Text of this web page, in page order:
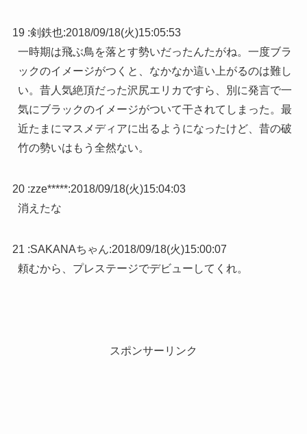
19 :剣鉄也:2018/09/18(火)15:05:53
一時期は飛ぶ鳥を落とす勢いだったんたがね。一度ブラ
ックのイメージがつくと、なかなか這い上がるのは難し
い。昔人気絶頂だった沢尻エリカですら、別に発言で一
気にブラックのイメージがついて干されてしまった。最
近たまにマスメディアに出るようになったけど、昔の破
竹の勢いはもう全然ない。
20 :zze*****:2018/09/18(火)15:04:03
消えたな
21 :SAKANAちゃん:2018/09/18(火)15:00:07
頼むから、プレステージでデビューしてくれ。
スポンサーリンク